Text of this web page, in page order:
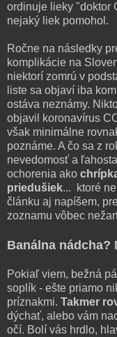
ordinuje lieky "doktor
nejaký liek pomohol.
Ročne na následky
komplikácie na
niektorí zomrú v
liste sa objaví iba
ostáva neznámy.
objavil koronavírus
však minimálne
poznáme. A čo sa z
nevedomosť a
ochorenia ako
priedušiek... ktoré
článku aj napíšem,
zoznamu vôbec
Banálna nádcha?
Pokiaľ viem, bežná
soplík - ešte priamo
príznakmi. Takmer
dýchať, alebo vám
očí. Bolí vás hrdlo,